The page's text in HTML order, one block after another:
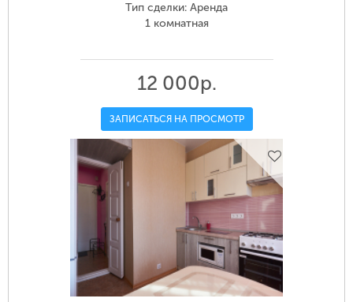
Тип сделки: Аренда
1 комнатная
12 000р.
ЗАПИСАТЬСЯ НА ПРОСМОТР